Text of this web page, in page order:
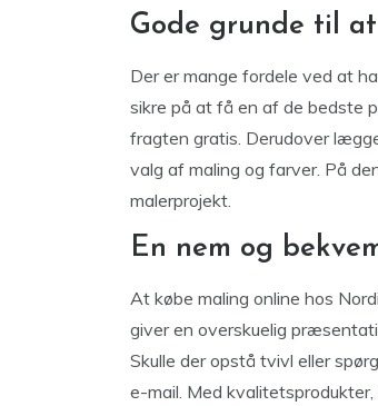
Gode grunde til
Der er mange fordele ved at
sikre på at få en af de bedste
fragten gratis. Derudover
valg af maling og farver. På
malerprojekt.
En nem og
At købe maling online hos
giver en overskuelig
Skulle der opstå tvivl eller
e-mail. Med